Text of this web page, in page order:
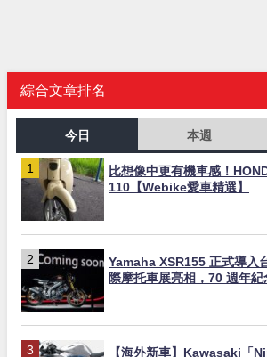
綜合文章排名
今日 本週
比想像中更有機車感！
110【Webike愛車精選】
Yamaha XSR155 正式導入
際摩托車展亮相，70 週年紀
【海外新車】Kawasaki「